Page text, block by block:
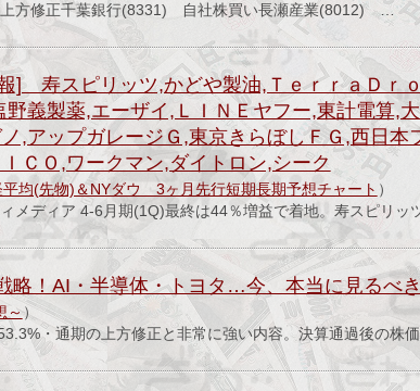
方修正千葉銀行(8331) 自社株買い長瀬産業(8012) …
] 寿スピリッツ,かどや製油,ＴｅｒｒａＤｒ
義製薬,エーザイ,ＬＩＮＥヤフー,東計電算,
,アップガレージＧ,東京きらぼしＦＧ,西日本
ＣＯ,ワークマン,ダイトロン,シーク
均(先物)＆NYダウ 3ヶ月先行短期長期予想チャート ）
メディア 4-6月期(1Q)最終は44％増益で着地。寿スピリッ
略！AI・半導体・トヨタ…今、本当に見るべ
～）
・通期の上方修正と非常に強い内容。決算通過後の株